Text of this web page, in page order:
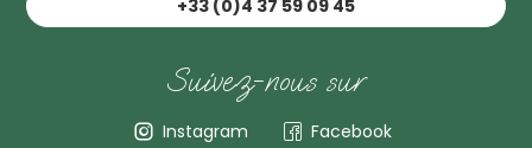
+33 (0)4 37 59 09 45
Suivez-nous sur
Instagram Facebook